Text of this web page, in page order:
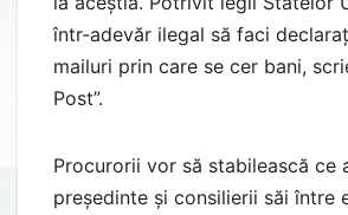
într-adevăr ilegal să faci
mailuri prin care se cer bani,
Post”.
Procurorii vor să stabilească ce
președinte și consilierii săi între